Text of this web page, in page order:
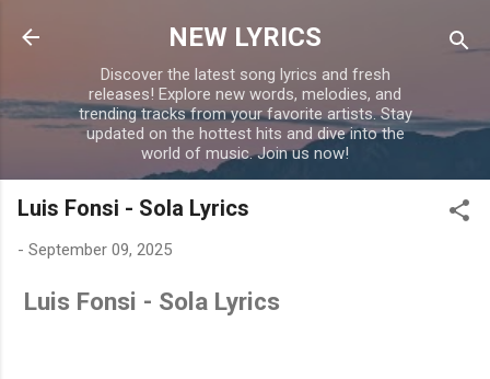
Skip to main content
NEW LYRICS
Discover the latest song lyrics and fresh
releases! Explore new words, melodies, and
trending tracks from your favorite artists. Stay
updated on the hottest hits and dive into the
world of music. Join us now!
Luis Fonsi - Sola Lyrics
- September 09, 2025
Luis Fonsi - Sola Lyrics